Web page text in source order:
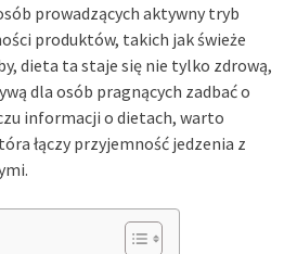
prowadzących aktywny tryb
produktów, takich jak świeże
dieta ta staje się nie tylko zdrową,
dla osób pragnących zadbać o
informacji o dietach, warto
łączy przyjemność jedzenia z